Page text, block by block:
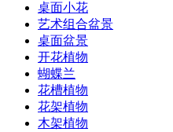
桌面小花
艺术组合盆景
桌面盆景
开花植物
蝴蝶兰
花槽植物
花架植物
木架植物